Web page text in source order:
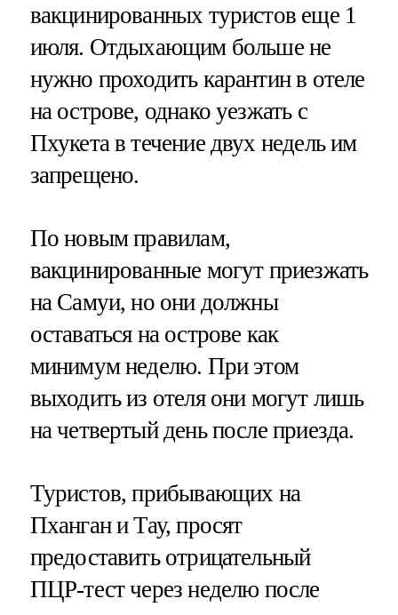
вакцинированных туристов еще 1
июля. Отдыхающим больше не
нужно проходить карантин в отеле
на острове, однако уезжать с
Пхукета в течение двух недель им
запрещено.
По новым правилам,
вакцинированные могут приезжать
на Самуи, но они должны
оставаться на острове как
минимум неделю. При этом
выходить из отеля они могут лишь
на четвертый день после приезда.
Туристов, прибывающих на
Пханган и Тау, просят
предоставить отрицательный
ПЦР-тест через неделю после